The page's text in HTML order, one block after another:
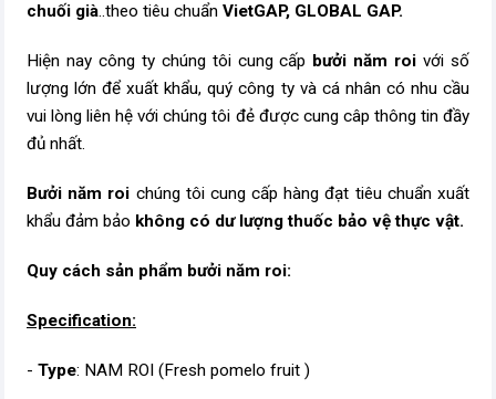
chuối già..theo tiêu chuẩn VietGAP, GLOBAL GAP.
Hiện nay công ty chúng tôi cung cấp bưởi năm roi với số
lượng lớn để xuất khẩu, quý công ty và cá nhân có nhu cầu
vui lòng liên hệ với chúng tôi đẻ được cung câp thông tin đầy
đủ nhất.
Bưởi năm roi chúng tôi cung cấp hàng đạt tiêu chuẩn xuất
khẩu đảm bảo không có dư lượng thuốc bảo vệ thực vật.
Quy cách sản phẩm bưởi năm roi:
Specification:
- Type: NAM ROI (Fresh pomelo fruit )